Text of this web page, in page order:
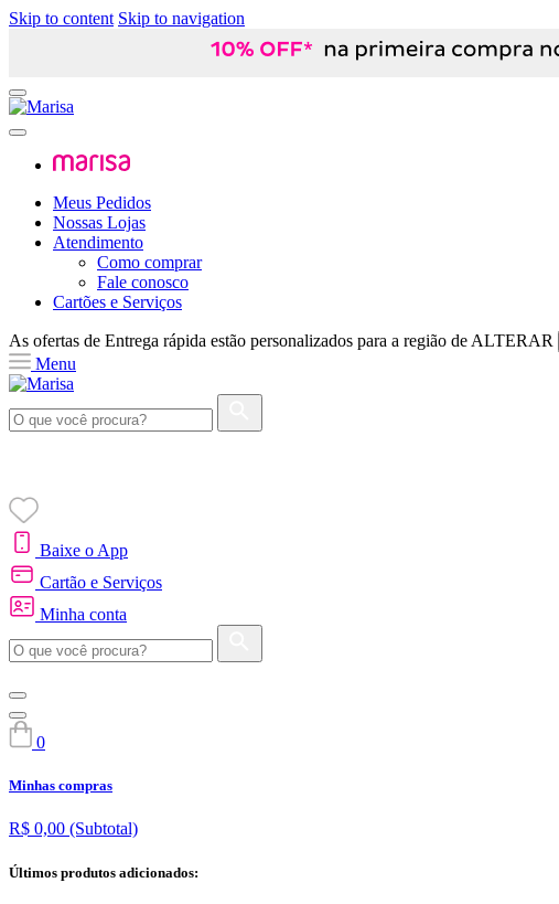
Skip to content Skip to navigation
Meus Pedidos
Nossas Lojas
Atendimento
Como comprar
Fale conosco
Cartões e Serviços
As ofertas de Entrega rápida estão personalizados para a região de ALTERAR
Menu
Baixe o App
Cartão e Serviços
Minha conta
0
Minhas compras
R$ 0,00 (Subtotal)
Últimos produtos adicionados: